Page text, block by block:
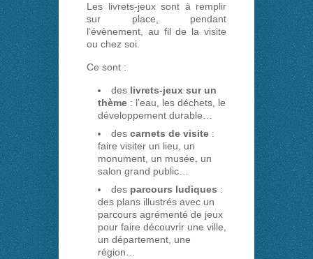
Les livrets-jeux sont à remplir
sur place, pendant
l’évènement, au fil de la visite
ou chez soi.
Ce sont :
des livrets-jeux sur un
thème : l’eau, les déchets, le
développement durable…
des carnets de visite :
faire visiter un lieu, un
monument, un musée, un
salon grand public…
des parcours ludiques :
des plans illustrés avec un
parcours agrémenté de jeux
pour faire découvrir une ville,
un département, une
région…